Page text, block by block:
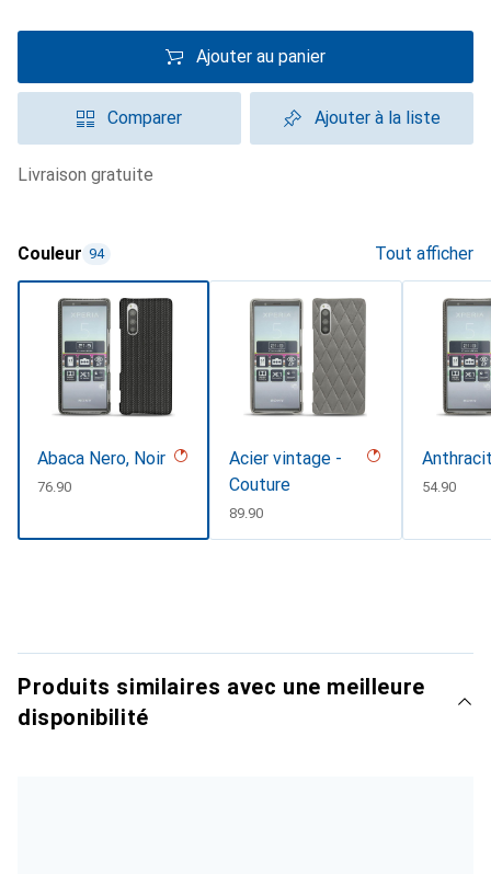
Ajouter au panier
Comparer Ajouter à la liste
livraison gratuite
Couleur 94 Tout afficher
Abaca Nero, Noir
CHF
76.90
Acier vintage -
Couture
CHF
89.90
CHF
54.90
Produits similaires avec une meilleure
disponibilité